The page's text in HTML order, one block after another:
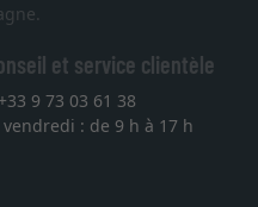
et service clientèle
9 73 03 61 38
: de 9 h à 17 h